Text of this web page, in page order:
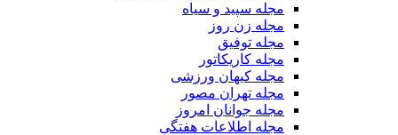
مجله سپید و سیاه
مجله زن روز
مجله توفیق
مجله کاریکاتور
مجله کیهان ورزشی
مجله تهران مصور
مجله جوانان امروز
مجله اطلاعات هفتگی